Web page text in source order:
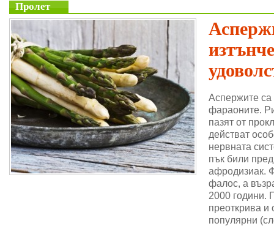
Пролет
Аспержите
фараоните.
пазят от
действат
нервната
пък били
афродизиак.
фалос, а
2000 години.
преоткрива и
популярни